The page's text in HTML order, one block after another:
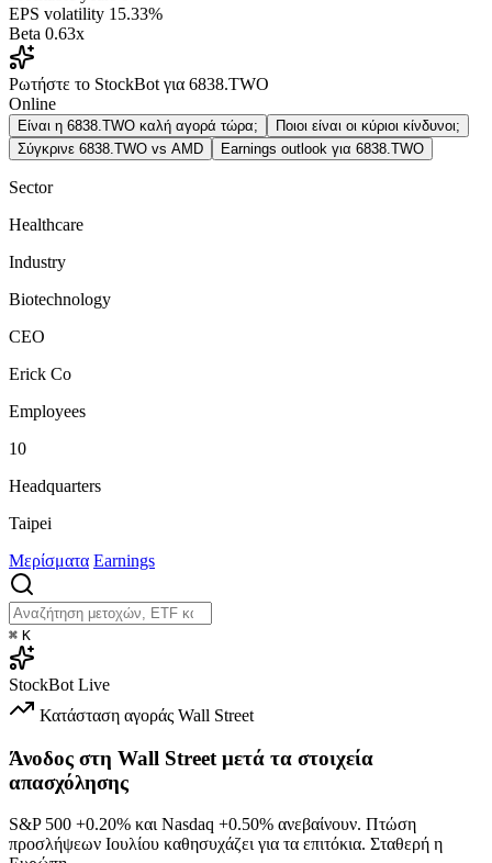
EPS volatility 15.33%
Beta 0.63x
Ρωτήστε το StockBot για 6838.TWO
Online
Είναι η 6838.TWO καλή αγορά τώρα;
Ποιοι είναι οι κύριοι κίνδυνοι;
Σύγκρινε 6838.TWO vs AMD
Earnings outlook για 6838.TWO
Sector
Healthcare
Industry
Biotechnology
CEO
Erick Co
Employees
10
Headquarters
Taipei
Μερίσματα Earnings
⌘ K
StockBot Live
Κατάσταση αγοράς Wall Street
Άνοδος στη Wall Street μετά τα στοιχεία
απασχόλησης
S&P 500 +0.20% και Nasdaq +0.50% ανεβαίνουν. Πτώση
προσλήψεων Ιουλίου καθησυχάζει για τα επιτόκια. Σταθερή η